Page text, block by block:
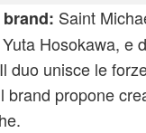
Saint
Hosokawa, e
duo unisce le
brand propone